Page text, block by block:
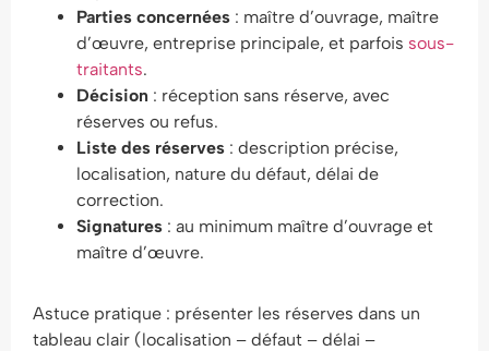
Parties concernées : maître d’ouvrage, maître
d’œuvre, entreprise principale, et parfois sous-
traitants.
Décision : réception sans réserve, avec
réserves ou refus.
Liste des réserves : description précise,
localisation, nature du défaut, délai de
correction.
Signatures : au minimum maître d’ouvrage et
maître d’œuvre.
Astuce pratique : présenter les réserves dans un
tableau clair (localisation – défaut – délai –